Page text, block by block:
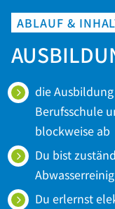
ABLAUF &
die
Berufsschule
blockweise ab
Du bist
Du erlernst